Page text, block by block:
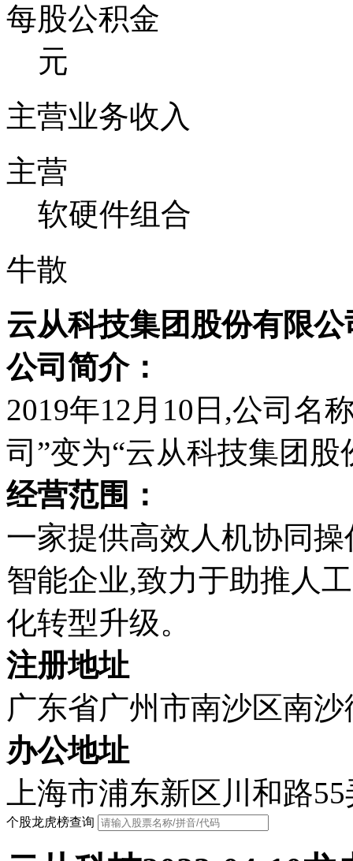
每股公积金
元
主营业务收入
主营
软硬件组合
牛散
云从科技集团股份有限公
公司简介：
2019年12月10日,公司名
司”变为“云从科技集团股
经营范围：
一家提供高效人机协同
智能企业,致力于助推人
化转型升级。
注册地址
广东省广州市南沙区南
办公地址
上海市浦东新区川和路
个股龙虎榜查询